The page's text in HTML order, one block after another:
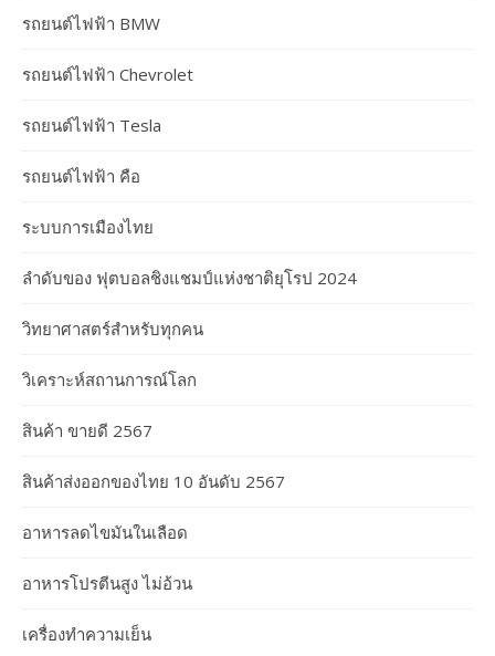
รถยนต์ไฟฟ้า BMW
รถยนต์ไฟฟ้า Chevrolet
รถยนต์ไฟฟ้า Tesla
รถยนต์ไฟฟ้า คือ
ระบบการเมืองไทย
ลำดับของ ฟุตบอลชิงแชมป์แห่งชาติยุโรป 2024
วิทยาศาสตร์สำหรับทุกคน
วิเคราะห์สถานการณ์โลก
สินค้า ขายดี 2567
สินค้าส่งออกของไทย 10 อันดับ 2567
อาหารลดไขมันในเลือด
อาหารโปรตีนสูง ไม่อ้วน
เครื่องทำความเย็น